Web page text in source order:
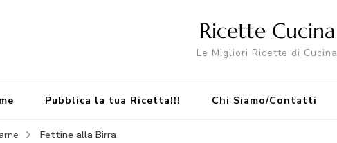
Ricette Cucina
Le Migliori Ricette di Cucina
Pubblica la tua Ricetta!!! Chi Siamo/Contatti
Fettine alla Birra